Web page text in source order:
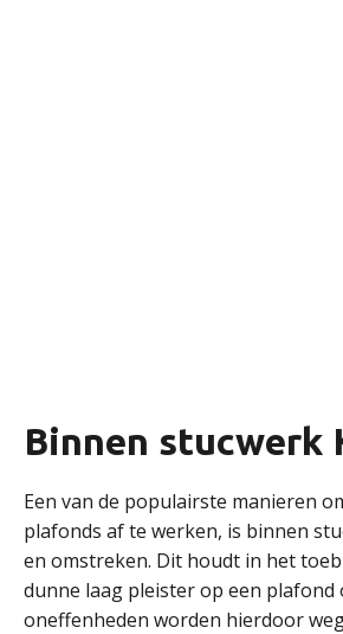
Binnen stucwerk
Een van de populairste manieren
plafonds af te werken, is binnen
en omstreken. Dit houdt in het
dunne laag pleister op een plafond
oneffenheden worden hierdoor